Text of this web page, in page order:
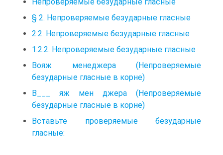
§ 2. Непроверяемые безударные гласные
2.2. Непроверяемые безударные гласные
1.2.2. Непроверяемые безударные гласные
Вояж менеджера (Непроверяемые
безударные гласные в корне)
В___ яж мен джера (Непроверяемые
безударные гласные в корне)
Вставьте проверяемые безударные
гласные: